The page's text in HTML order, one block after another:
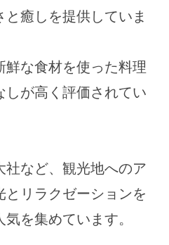
癒しを提供していま
な食材を使った料理
が高く評価されてい
社など、観光地へのア
とリラクゼーションを
を集めています。